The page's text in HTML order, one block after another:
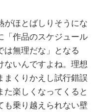
がほとばしりそうにな
「作品のスケジュール
は無理だな」となる
ないんですよね。理想
まくりかえし試行錯誤
た楽しくなってくると
も乗り越えられない壁